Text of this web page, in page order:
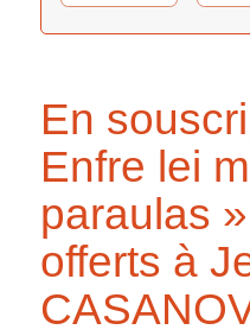
En
Enfre lei
paraulas
offerts à